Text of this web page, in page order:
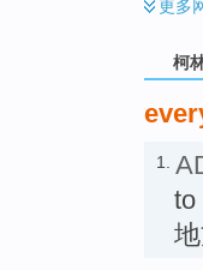
更多
柯
1.
to